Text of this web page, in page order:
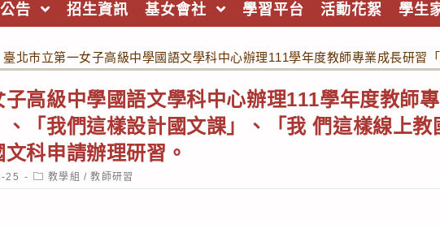
告 招生資訊 基女會社 學習平台 活動花絮 學生
臺北市立第一女子高級中學國語文學科中心辦理111學年度教師專業成長研
子高級中學國語文學科中心辦理111學年度教師
「我們這樣設計國文課」、「我 們這樣線上教
科申請辦理研習。
25
Post
category:
教學組 / 教師研習